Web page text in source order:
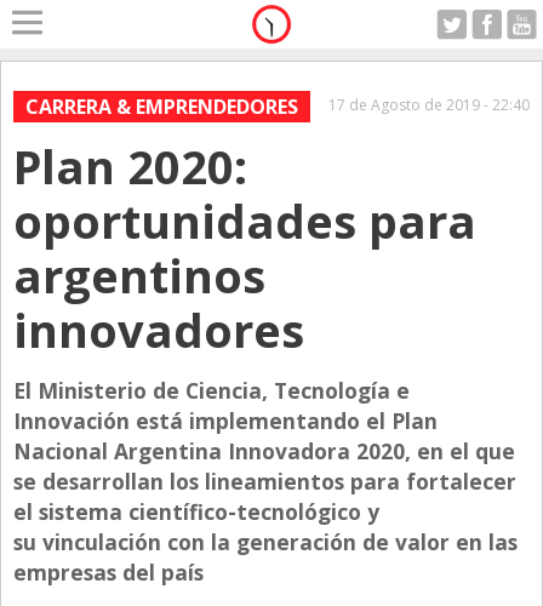
Home
A Motor
Alerta
Anticipo
Campo
Carrera & Emprendedores
Club House
Con Estilo
De Bolsillo
Diarios de Argentina
Diarios del Mundo
Directivos
Viernes 07.08.2026
CARRERA & EMPRENDEDORES 17 de Agosto de 2019 - 22:40
Plan 2020:
oportunidades para
argentinos
innovadores
El Ministerio de Ciencia, Tecnología e
Innovación está implementando el Plan
Nacional Argentina Innovadora 2020, en el que
se desarrollan los lineamientos para fortalecer
el sistema científico-tecnológico y
su vinculación con la generación de valor en las
empresas del país